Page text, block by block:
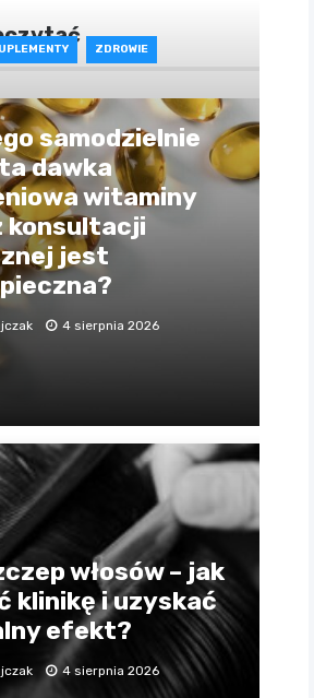
ZDROWIE
samodzielnie
dawka
witaminy
konsultacji
jest
4 sierpnia 2026
włosów – jak
klinikę i uzyskać
efekt?
4 sierpnia 2026